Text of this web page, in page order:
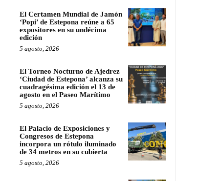
El Certamen Mundial de Jamón
‘Popi’ de Estepona reúne a 65
expositores en su undécima
edición
5 agosto, 2026
El Torneo Nocturno de Ajedrez
‘Ciudad de Estepona’ alcanza su
cuadragésima edición el 13 de
agosto en el Paseo Marítimo
5 agosto, 2026
El Palacio de Exposiciones y
Congresos de Estepona
incorpora un rótulo iluminado
de 34 metros en su cubierta
5 agosto, 2026